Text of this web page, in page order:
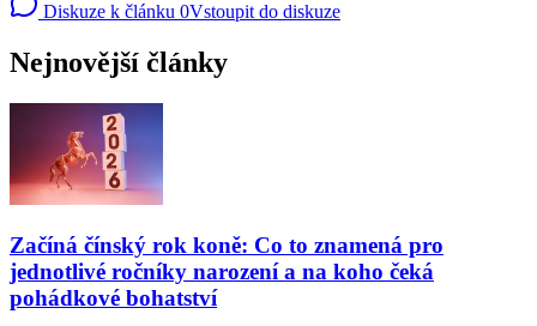
Diskuze k článku 0Vstoupit do diskuze
Nejnovější články
Začíná čínský rok koně: Co to znamená pro
jednotlivé ročníky narození a na koho čeká
pohádkové bohatství